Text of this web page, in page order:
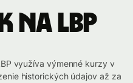
na LBP
využíva výmenné kurzy v
historických údajov až za